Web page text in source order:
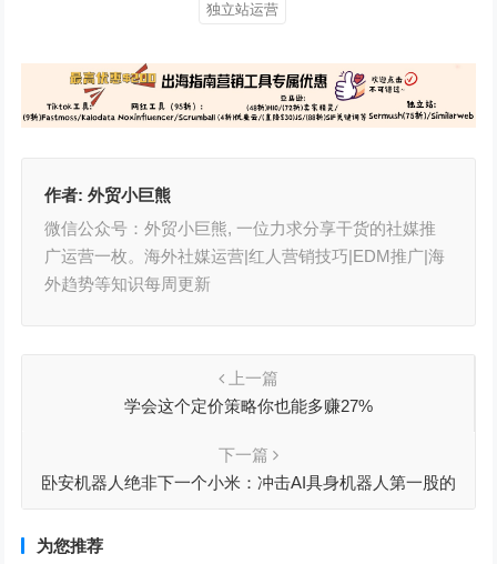
独立站运营
作者:外贸小巨熊
微信公众号：外贸小巨熊, 一位力求分享干货的社媒推
广运营一枚。海外社媒运营|红人营销技巧|EDM推广|海
外趋势等知识每周更新
上一篇
学会这个定价策略你也能多赚27%
下一篇
卧安机器人绝非下一个小米：冲击AI具身机器人第一股的
为您推荐